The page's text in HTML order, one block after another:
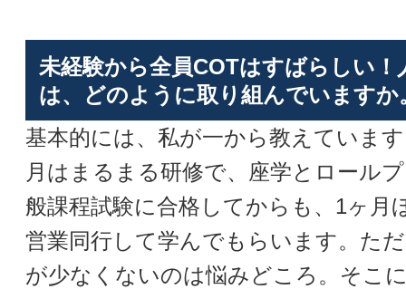
未経験から全員COTはすばらしい！
は、どのように取り組んでいますか
基本的には、私が一から教えていま
月はまるまる研修で、座学とロール
般課程試験に合格してからも、1ヶ月
営業同行して学んでもらいます。た
が少なくないのは悩みどころ。そこ